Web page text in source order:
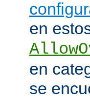
en
en
se